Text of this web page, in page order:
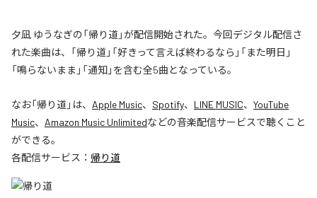
夕凪 ゆうなぎの「帰り道」が配信開始された。今回デジタル配信さ
れた楽曲は、「帰り道」「好きって言えば終わるなら」「また明日」
「鳴らないまま」「通知」を含む全5曲となっている。
なお「帰り道」は、 Apple Music、 Spotify、 LINE MUSIC、 YouTube
Music、 Amazon Music Unlimitedなどの音楽配信サービスで聴くこと
ができる。
各配信サービス： 帰り道